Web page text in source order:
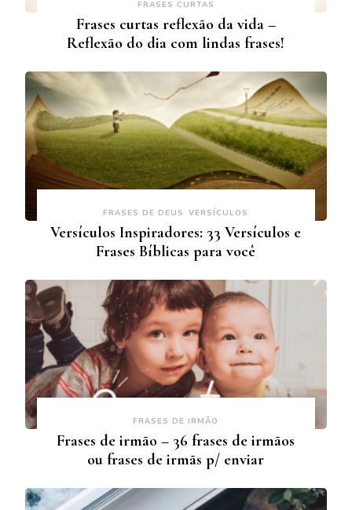
FRASES CURTAS
Frases curtas reflexão da vida –
Reflexão do dia com lindas frases!
FRASES DE DEUS VERSÍCULOS
Versículos Inspiradores: 33 Versículos e
Frases Bíblicas para você
FRASES DE IRMÃO
Frases de irmão – 36 frases de irmãos
ou frases de irmãs p/ enviar